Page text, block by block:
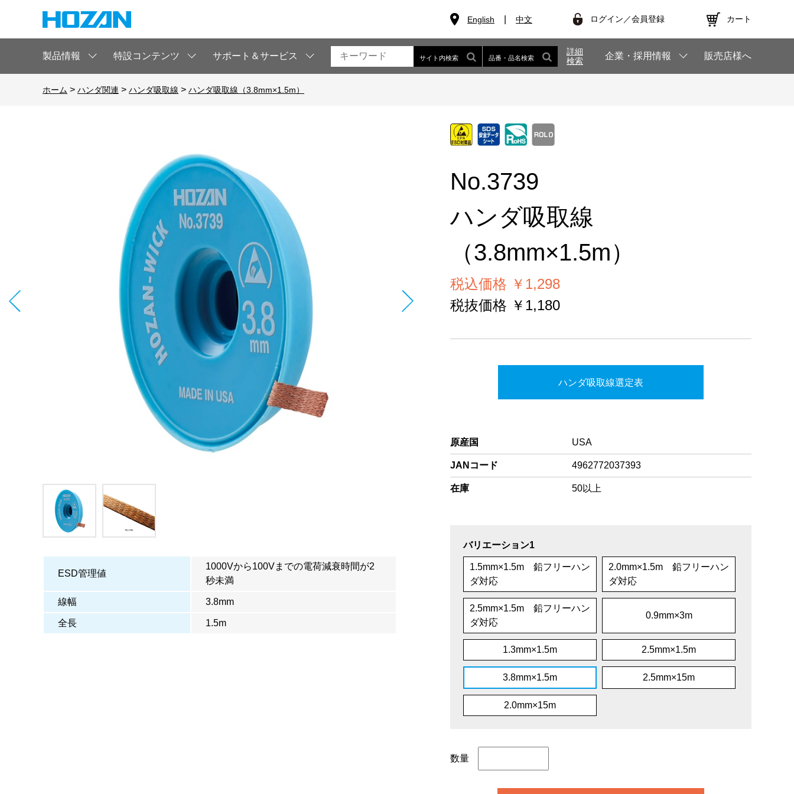
English 中文 ログイン／会員登録 カート
製品情報 特設コンテンツ サポート＆サービス サイト内検索 品番・品名検索
詳細
検索
企業・採用情報 販売店様へ
ホーム > ハンダ関連 > ハンダ吸取線 > ハンダ吸取線（3.8mm×1.5m）
ESD管理値
1000Vから100Vまでの電荷減衰時間が2
秒未満
線幅 3.8mm
全長 1.5m
No.3739
ハンダ吸取線
（3.8mm×1.5m）
税込価格 ￥1,298
税抜価格 ￥1,180
ハンダ吸取線選定表
原産国 USA
JANコード 4962772037393
在庫 50以上
バリエーション1
1.5mm×1.5m 鉛フリーハン
ダ対応
2.0mm×1.5m 鉛フリーハン
ダ対応
2.5mm×1.5m 鉛フリーハン
ダ対応
0.9mm×3m
1.3mm×1.5m 2.5mm×1.5m
3.8mm×1.5m 2.5mm×15m
2.0mm×15m
数量